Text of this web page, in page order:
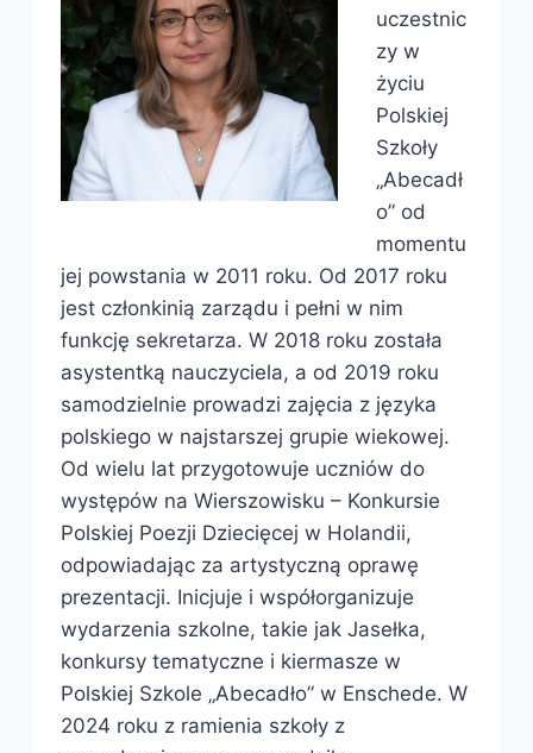
uczestnic
zy w
życiu
Polskiej
Szkoły
„Abecadł
o” od
momentu
jej powstania w 2011 roku. Od 2017 roku
jest członkinią zarządu i pełni w nim
funkcję sekretarza. W 2018 roku została
asystentką nauczyciela, a od 2019 roku
samodzielnie prowadzi zajęcia z języka
polskiego w najstarszej grupie wiekowej.
Od wielu lat przygotowuje uczniów do
występów na Wierszowisku – Konkursie
Polskiej Poezji Dziecięcej w Holandii,
odpowiadając za artystyczną oprawę
prezentacji. Inicjuje i współorganizuje
wydarzenia szkolne, takie jak Jasełka,
konkursy tematyczne i kiermasze w
Polskiej Szkole „Abecadło” w Enschede. W
2024 roku z ramienia szkoły z